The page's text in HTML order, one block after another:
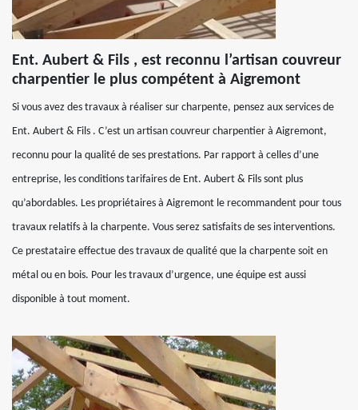
Ent. Aubert & Fils , est reconnu l’artisan couvreur
charpentier le plus compétent à Aigremont
Si vous avez des travaux à réaliser sur charpente, pensez aux services de
Ent. Aubert & Fils . C’est un artisan couvreur charpentier à Aigremont,
reconnu pour la qualité de ses prestations. Par rapport à celles d’une
entreprise, les conditions tarifaires de Ent. Aubert & Fils sont plus
qu’abordables. Les propriétaires à Aigremont le recommandent pour tous
travaux relatifs à la charpente. Vous serez satisfaits de ses interventions.
Ce prestataire effectue des travaux de qualité que la charpente soit en
métal ou en bois. Pour les travaux d’urgence, une équipe est aussi
disponible à tout moment.